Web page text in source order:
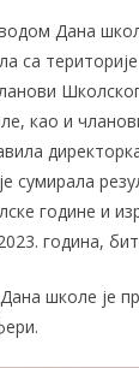
Дана
са
као и
сумирала
године и
година,
школе је